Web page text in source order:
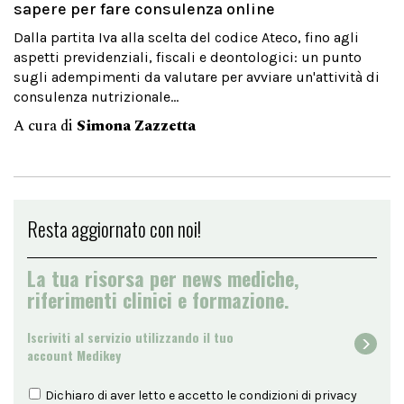
sapere per fare consulenza online
Dalla partita Iva alla scelta del codice Ateco, fino agli
aspetti previdenziali, fiscali e deontologici: un punto
sugli adempimenti da valutare per avviare un'attività di
consulenza nutrizionale...
A cura di Simona Zazzetta
Resta aggiornato con noi!
La tua risorsa per news mediche,
riferimenti clinici e formazione.
Iscriviti al servizio utilizzando il tuo
account Medikey
Dichiaro di aver letto e accetto le condizioni di privacy